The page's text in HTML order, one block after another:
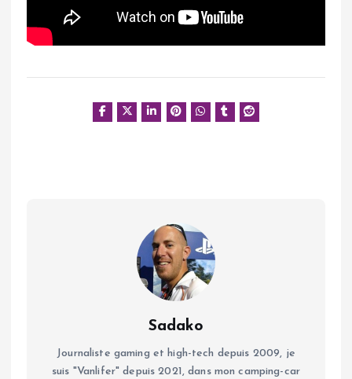
Sadako
Journaliste gaming et high-tech depuis 2009, je
suis "Vanlifer" depuis 2021, dans mon camping-car